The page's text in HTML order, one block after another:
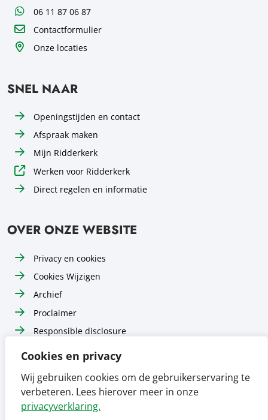
Cookies en privacy
Wij gebruiken cookies om de gebruikerservaring te
verbeteren. Lees hierover meer in onze
privacyverklaring.
WhatsApp06 11 87 06 87
Contactformulier
Onze locaties
SNEL NAAR
Openingstijden en contact
Afspraak maken
Mijn Ridderkerk
Werken voor Ridderkerk
Direct regelen en informatie
OVER ONZE WEBSITE
Privacy en cookies
Cookies Wijzigen
Archief
Proclaimer
Responsible disclosure
Toegankelijkheid
Volg ons op
Instagram Volg ons op
LinkedIn